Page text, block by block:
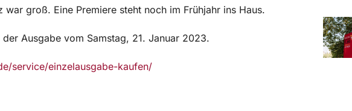
war groß. Eine Premiere steht noch im Frühjahr ins Haus.
Ausgabe vom Samstag, 21. Januar 2023.
service/einzelausgabe-kaufen/